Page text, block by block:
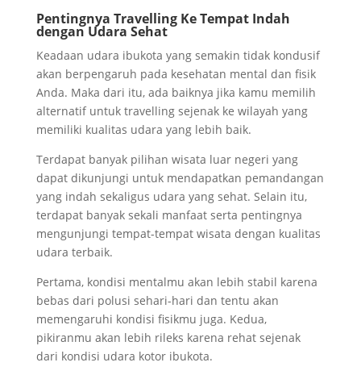
Pentingnya Travelling Ke Tempat Indah
dengan Udara Sehat
Keadaan udara ibukota yang semakin tidak kondusif
akan berpengaruh pada kesehatan mental dan fisik
Anda. Maka dari itu, ada baiknya jika kamu memilih
alternatif untuk travelling sejenak ke wilayah yang
memiliki kualitas udara yang lebih baik.
Terdapat banyak pilihan wisata luar negeri yang
dapat dikunjungi untuk mendapatkan pemandangan
yang indah sekaligus udara yang sehat. Selain itu,
terdapat banyak sekali manfaat serta pentingnya
mengunjungi tempat-tempat wisata dengan kualitas
udara terbaik.
Pertama, kondisi mentalmu akan lebih stabil karena
bebas dari polusi sehari-hari dan tentu akan
memengaruhi kondisi fisikmu juga. Kedua,
pikiranmu akan lebih rileks karena rehat sejenak
dari kondisi udara kotor ibukota.